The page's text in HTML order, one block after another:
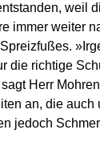
weil
immer weiter
die richtige
Herr
an, die
jedoch